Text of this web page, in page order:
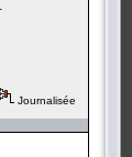
Journalisée